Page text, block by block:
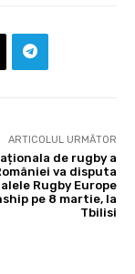
ARTICOLUL URMĂTOR
de rugby a
va disputa
Rugby Europe
pe 8 martie, la
Tbilisi